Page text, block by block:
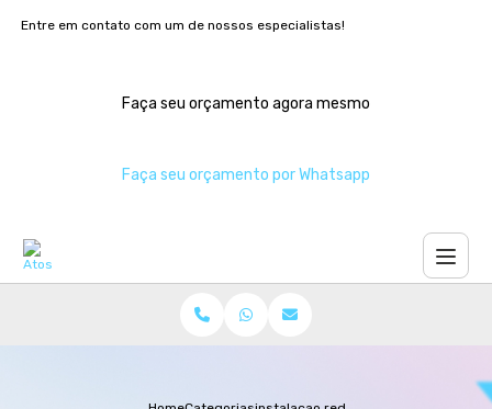
Entre em contato com um de nossos especialistas!
Faça seu orçamento agora mesmo
Faça seu orçamento por Whatsapp